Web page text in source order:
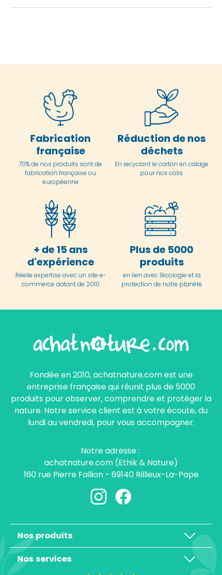
Fabrication
française
70% de nos produits sont de
fabrication française ou
européenne
Réduction de nos
déchets
En recyclant le carton en calage
pour nos colis
+ de 15 ans
d'expérience
Réelle expertise avec un site e-
commerce datant de 2010
Plus de 5000
produits
en lien avec l'écologie et la
protection de notre planète
Fondée en 2010, achatnature.com est une
entreprise française qui réunit plus de 5000
produits pour observer, comprendre et protéger la
nature. Notre service client est à votre écoute, du
lundi au vendredi, pour vous accompagner.
Notre adresse :
achatnature.com (Ethik & Nature)
160 rue Pierre Fallion - 69140 Rillieux-La-Pape
Nos produits
Nos services